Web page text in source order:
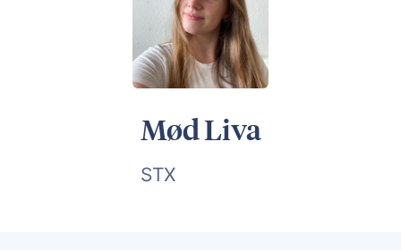
Hjælp til ordblinde
Kundeudtalelser
Undervisere
Mød Liva
STX